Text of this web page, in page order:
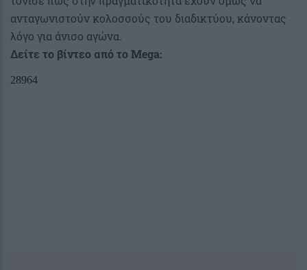
ανταγωνιστούν κολοσσούς του διαδικτύου, κάνοντας
λόγο για άνισο αγώνα.
Δείτε το βίντεο από το Mega: